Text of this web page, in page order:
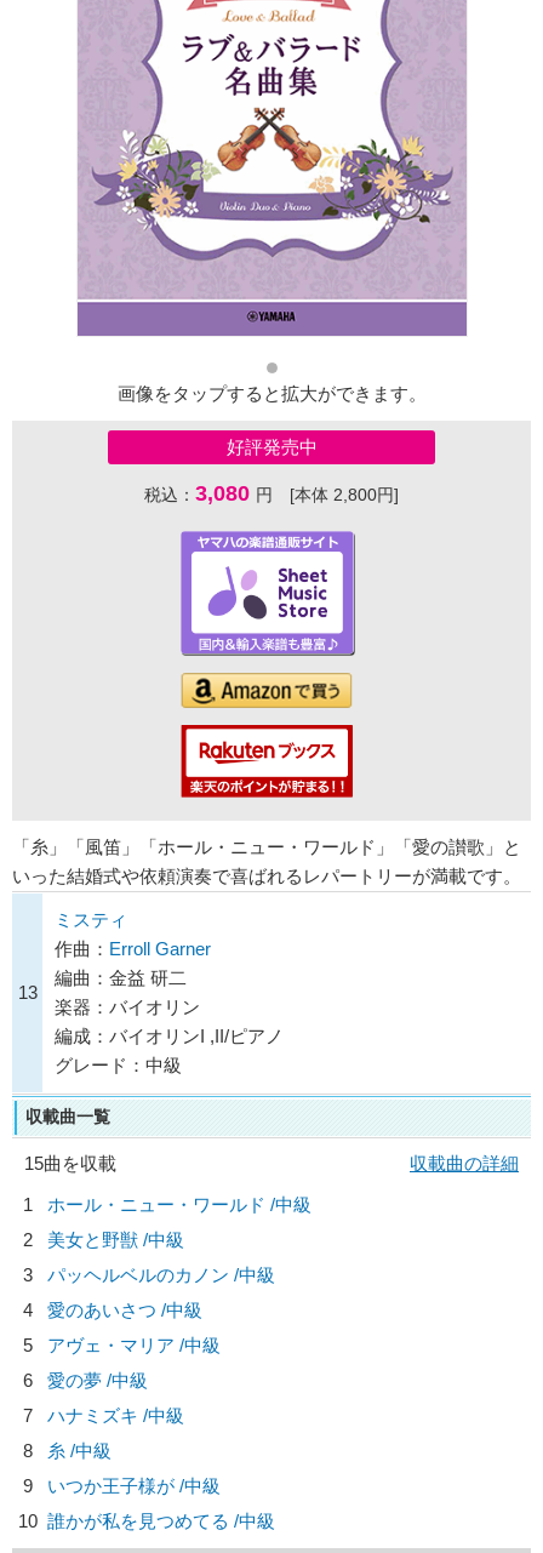
画像をタップすると拡大ができます。
好評発売中
税込： 3,080 円 [本体 2,800円]
「糸」「風笛」「ホール・ニュー・ワールド」「愛の讃歌」と
いった結婚式や依頼演奏で喜ばれるレパートリーが満載です。
13
ミスティ
作曲： Erroll Garner
編曲：金益 研二
楽器：バイオリン
編成：バイオリンI ,II/ピアノ
グレード：中級
収載曲一覧
15曲を収載
収載曲の詳細
1
ホール・ニュー・ワールド /中級
2
美女と野獣 /中級
3
パッヘルベルのカノン /中級
4
愛のあいさつ /中級
5
アヴェ・マリア /中級
6
愛の夢 /中級
7
ハナミズキ /中級
8
糸 /中級
9
いつか王子様が /中級
10 誰かが私を見つめてる /中級